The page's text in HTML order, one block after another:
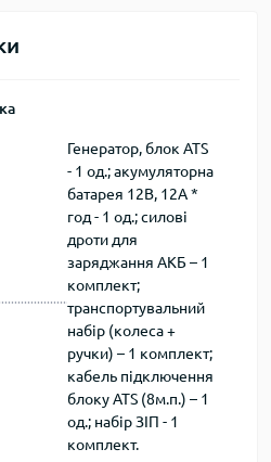
Генератор, блок ATS
- 1 од.; акумуляторна
батарея 12В, 12А *
год - 1 од.; силові
дроти для
заряджання АКБ – 1
комплект;
транспортувальний
набір (колеса +
ручки) – 1 комплект;
кабель підключення
блоку ATS (8м.п.) – 1
од.; набір ЗІП - 1
комплект.